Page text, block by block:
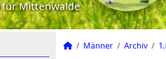
für Mittenwalde
Männer Archiv